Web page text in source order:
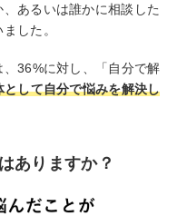
あるいは誰かに相談した
した。
、36%に対し、「自分で解
として自分で悩みを解決し
ありますか？